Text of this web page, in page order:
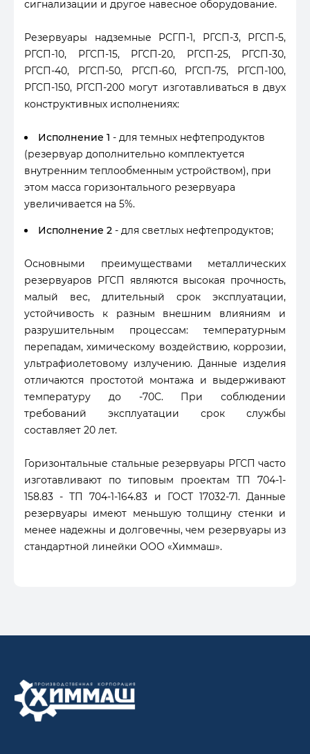
сигнализации и другое навесное оборудование.
Резервуары надземные РСГП-1, РГСП-3, РГСП-5,
РГСП-10, РГСП-15, РГСП-20, РГСП-25, РГСП-30,
РГСП-40, РГСП-50, РГСП-60, РГСП-75, РГСП-100,
РГСП-150, РГСП-200 могут изготавливаться в двух
конструктивных исполнениях:
Исполнение 1 - для темных нефтепродуктов
(резервуар дополнительно комплектуется
внутренним теплообменным устройством), при
этом масса горизонтального резервуара
увеличивается на 5%.
Исполнение 2 - для светлых нефтепродуктов;
Основными преимуществами металлических
резервуаров РГСП являются высокая прочность,
малый вес, длительный срок эксплуатации,
устойчивость к разным внешним влияниям и
разрушительным процессам: температурным
перепадам, химическому воздействию, коррозии,
ультрафиолетовому излучению. Данные изделия
отличаются простотой монтажа и выдерживают
температуру до -70С. При соблюдении
требований эксплуатации срок службы
составляет 20 лет.
Горизонтальные стальные резервуары РГСП часто
изготавливают по типовым проектам ТП 704-1-
158.83 - ТП 704-1-164.83 и ГОСТ 17032-71. Данные
резервуары имеют меньшую толщину стенки и
менее надежны и долговечны, чем резервуары из
стандартной линейки ООО «Химмаш».